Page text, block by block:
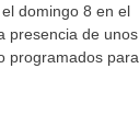
domingo 8 en el
presencia de unos
programados para